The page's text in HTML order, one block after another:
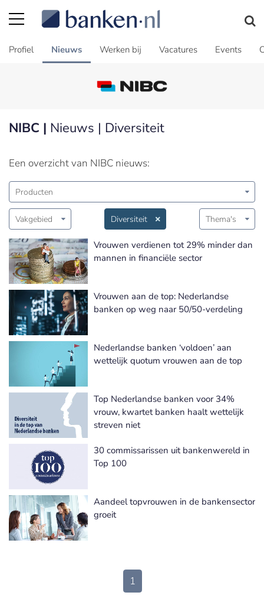
Profiel Nieuws Werken bij Vacatures Events
NIBC | Nieuws | Diversiteit
Een overzicht van NIBC nieuws:
Producten
Vakgebied Diversiteit Thema's
Vrouwen verdienen tot 29% minder dan
mannen in financiële sector
Vrouwen aan de top: Nederlandse
banken op weg naar 50/50-verdeling
Nederlandse banken ‘voldoen’ aan
wettelijk quotum vrouwen aan de top
Top Nederlandse banken voor 34%
vrouw, kwartet banken haalt wettelijk
streven niet
30 commissarissen uit bankenwereld in
Top 100
Aandeel topvrouwen in de bankensector
groeit
1